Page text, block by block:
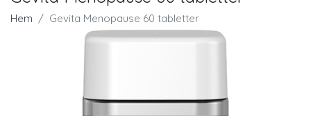
Hem Gevita Menopause 60 tabletter